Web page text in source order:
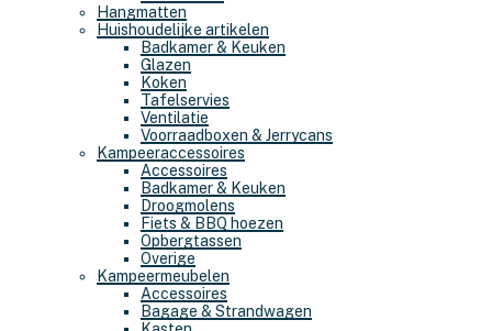
Hangmatten
Huishoudelijke artikelen
Badkamer & Keuken
Glazen
Koken
Tafelservies
Ventilatie
Voorraadboxen & Jerrycans
Kampeeraccessoires
Accessoires
Badkamer & Keuken
Droogmolens
Fiets & BBQ hoezen
Opbergtassen
Overige
Kampeermeubelen
Accessoires
Bagage & Strandwagen